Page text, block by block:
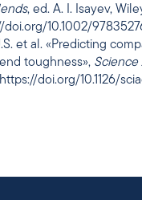
, ed. A. I. Isayev,
doi.org/10.1002/
et al. «Predicting
toughness», Science
doi.org/10.1126/